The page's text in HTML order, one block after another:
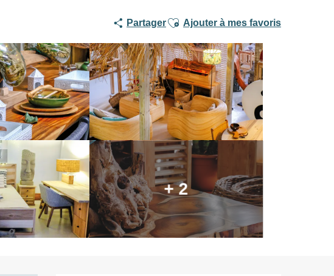
PartagerAjouter aux favoris
Ajouter à mes favoris
+ 2